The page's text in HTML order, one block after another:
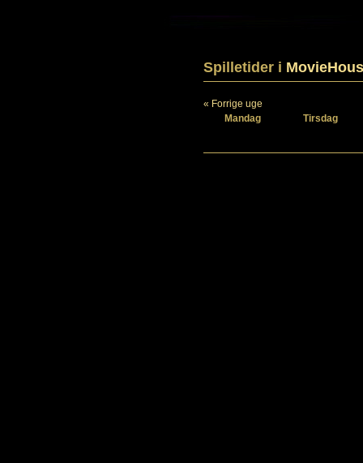
Spilletider i
« Forrige uge
Mandag
Tirsdag